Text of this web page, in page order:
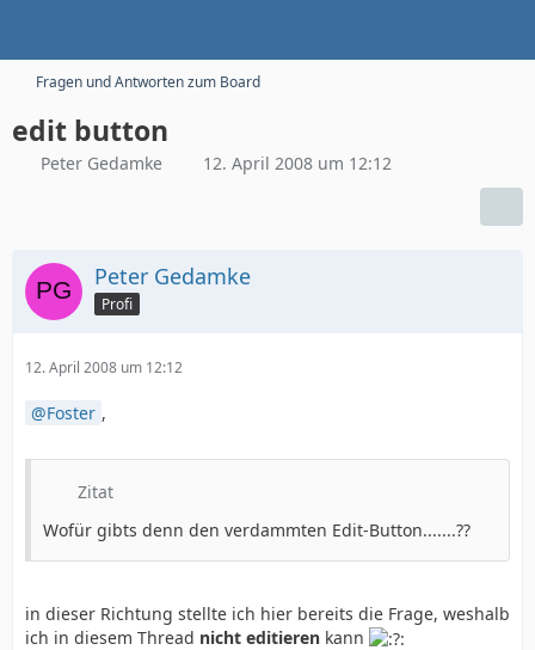
Fragen und Antworten zum Board
edit button
Peter Gedamke 12. April 2008 um 12:12
Peter Gedamke
Profi
12. April 2008 um 12:12
Foster ,
Zitat
Wofür gibts denn den verdammten Edit-Button.......??
in dieser Richtung stellte ich hier bereits die Frage, weshalb
ich in diesem Thread nicht editieren kann